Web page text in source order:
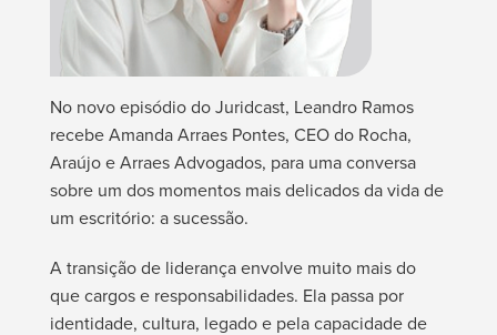
No novo episódio do Juridcast, Leandro Ramos
recebe Amanda Arraes Pontes, CEO do Rocha,
Araújo e Arraes Advogados, para uma conversa
sobre um dos momentos mais delicados da vida de
um escritório: a sucessão.
A transição de liderança envolve muito mais do
que cargos e responsabilidades. Ela passa por
identidade, cultura, legado e pela capacidade de